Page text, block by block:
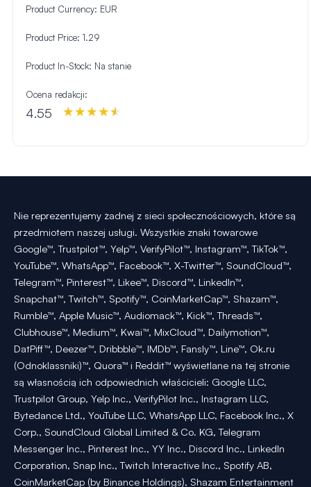
Product Currency: EUR
Product Price: 1.29
Product In-Stock: Na stanie
Ocena redakcji:
4.55
Nie reprezentujemy żadnej z sieci społecznościowych, które są
przedmiotem naszej usługi. Wszystkie znaki towarowe
Google™, Trustpilot™, Yelp™, VerifyPilot™, Instagram™, TikTok™,
YouTube™, WhatsApp™, Facebook™, X-Twitter™, SoundCloud™,
Telegram™, Pinterest™, Likee™, Discord™, LinkedIn™,
Snapchat™, Twitch™, Spotify™, CoinMarketCap™, Shazam™,
Rumble™, Apple Music™, Audiomack™, Kick™, Threads™,
Clubhouse™, Medium™, Kwai™, MixCloud™, Dailymotion™,
DatPiff™, Deezer™, Dribbble™, IMDb™, Fansly™, Line™, Ok.ru
(Odnoklassniki)™, Quora™ i Reddit™ wyświetlane na tej stronie
są własnością ich odpowiednich właścicieli: Google LLC,
Trustpilot Group, Yelp Inc., VerifyPilot Inc., Instagram LLC,
Bytedance Ltd., YouTube LLC, WhatsApp LLC, Facebook Inc., X
Corp., SoundCloud Global Limited & Co. KG, Telegram
Messenger Inc., Pinterest Inc., YY Inc., Discord Inc., LinkedIn
Corporation, Snap Inc., Twitch Interactive Inc., Spotify AB,
CoinMarketCap (by Binance Holdings), Shazam Entertainment